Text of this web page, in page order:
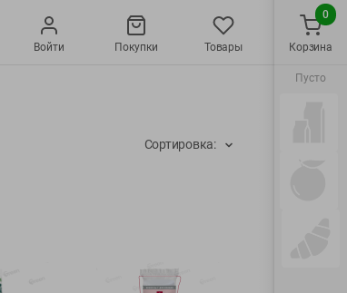
Войти Покупки Товары
Сортировка:
Корзина
0
Пусто